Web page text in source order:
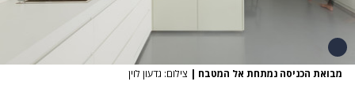
מבואת הכניסה נמתחת אל המטבח | צילום: גדעון לוין